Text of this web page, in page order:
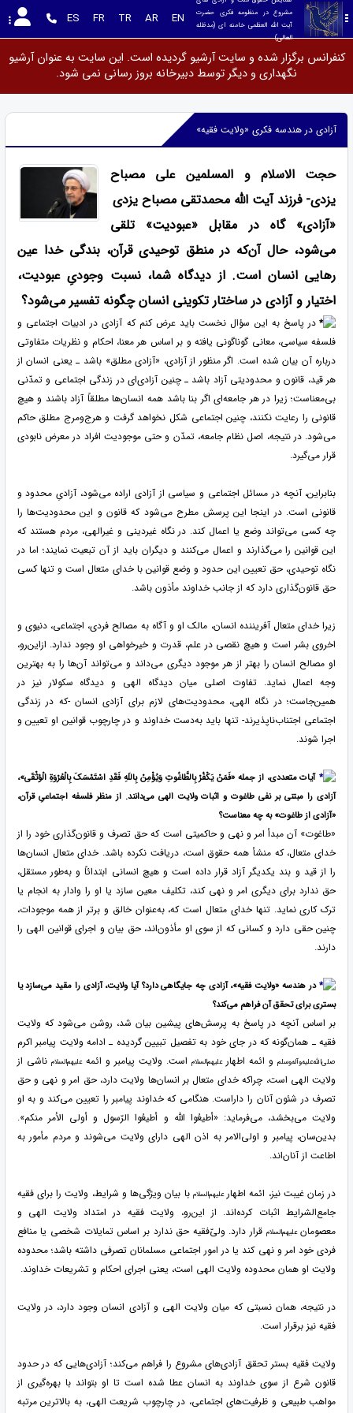
العالی)
EN
AR
TR
FR
ES
کنفرانس برگزار شده و سایت آرشیو گردیده است. این سایت به عنوان آرشیو
نگهداری و دیگر توسط دبیرخانه بروز رسانی نمی شود.
آزادی در هندسه فکری «ولایت فقیه»
حجت الاسلام و المسلمین علی مصباح
یزدی- فرزند آیت الله محمدتقی مصباح یزدی
«آزادی» گاه در مقابل «عبودیت» تلقی
می‌شود، حال آن‌که در منطق توحیدی قرآن، بندگی خدا عین
رهایی انسان است. از دیدگاه شما، نسبت وجودیِ عبودیت،
اختیار و آزادی در ساختار تکوینی انسان چگونه تفسیر می‌شود؟
در پاسخ به این سؤال نخست باید عرض کنم که آزادی در ادبیات اجتماعی و
فلسفه سیاسی، معانی گوناگونی یافته و بر اساس هر معنا، احکام و نظریات متفاوتی
درباره آن بیان شده است. اگر منظور از آزادی، «آزادی مطلق» باشد ـ یعنی انسان از
هر قید، قانون و محدودیتی آزاد باشد ـ چنین آزادی‌ای در زندگی اجتماعی و تمدّنی
بی‌معناست؛ زیرا در هر جامعه‌ای اگر بنا باشد همه انسان‌ها مطلقاً آزاد باشند و هیچ
قانونی را رعایت نکنند، چنین اجتماعی شکل نخواهد گرفت و هرج‌ومرج مطلق حاکم
می‌شود. در نتیجه، اصل نظام جامعه، تمدّن و حتی موجودیت افراد در معرض نابودی
قرار می‌گیرد.
بنابراین، آنچه در مسائل اجتماعی و سیاسی از آزادی اراده می‌شود، آزادیِ محدود و
قانونی است. در اینجا این پرسش مطرح می‌شود که قانون و این محدودیت‌ها را
چه کسی می‌تواند وضع یا اعمال کند. در نگاه غیردینی و غیرالهی، مردم هستند که
این قوانین را می‌گذارند و اعمال می‌کنند و دیگران باید از آن تبعیت نمایند؛ اما در
نگاه توحیدی، حق تعیین این حدود و وضع قوانین با خدای متعال است و تنها کسی
حق قانون‌گذاری دارد که از جانب خداوند مأذون باشد.
زیرا خدای متعال آفریننده انسان، مالک او و آگاه به مصالح فردی، اجتماعی، دنیوی و
اخروی بشر است و هیچ نقصی در علم، قدرت و خیرخواهی او وجود ندارد. ازاین‌رو،
او مصالح انسان را بهتر از هر موجود دیگری می‌داند و می‌تواند آن‌ها را به بهترین
وجه اعمال نماید. تفاوت اصلی میان دیدگاه الهی و دیدگاه سکولار نیز در
همین‌جاست؛ در نگاه الهی، محدودیت‌های لازم برای آزادی انسان -که در زندگی
اجتماعی اجتناب‌ناپذیرند- تنها باید به‌دست خداوند و در چارچوب قوانین او تعیین و
اجرا شوند.
آیات متعددی، از جمله «فَمَنْ یَکْفُرْ بِالطَّاغُوتِ وَیُؤْمِنْ بِاللَهِ فَقَدِ اسْتَمْسَکَ بِالْعُرْوَةِ الْوُثْقَى»،
آزادی را مبتنی بر نفی طاغوت و اثبات ولایت الهی می‌دانند. از منظر فلسفه اجتماعیِ قرآن،
«آزادی از طاغوت» به چه معناست؟
«طاغوت» آن مبدأ امر و نهی و حاکمیتی است که حق تصرف و قانون‌گذاری خود را از
خدای متعال، که منشأ همه حقوق است، دریافت نکرده باشد. خدای متعال انسان‌ها
را از قید و بند یکدیگر آزاد قرار داده است و هیچ انسانی ابتدائاً و به‌طور مستقل،
حق ندارد برای دیگری امر و نهی کند، تکلیف معین سازد یا او را وادار به انجام یا
ترک کاری نماید. تنها خدای متعال است که، به‌عنوان خالق و برتر از همه موجودات،
چنین حقی دارد و کسانی که از سوی او مأذون‌اند، حق بیان و اجرای قوانین الهی را
دارند.
در هندسه «ولایت فقیه»، آزادی چه جایگاهی دارد؟ آیا ولایت، آزادی را مقید می‌سازد یا
بستری برای تحقق آن فراهم می‌کند؟
بر اساس آنچه در پاسخ به پرسش‌های پیشین بیان شد، روشن می‌شود که ولایت
فقیه ـ همان‌گونه که در جای خود به تفصیل تبیین گردیده ـ ادامه ولایت پیامبر اکرم
صلی‌الله‌علیه‌و‌آله‌وسلمو ائمه اطهارعلیهم‌السلاماست. ولایت پیامبر و ائمهعلیهم‌السلام ناشی از
ولایت الهی است، چراکه خدای متعال بر انسان‌ها ولایت دارد، حق امر و نهی و حق
تصرف در شئون آنان را داراست. هنگامی که خداوند پیامبر را تعیین می‌کند و به او
ولایت می‌بخشد، می‌فرماید: «أطیعُوا الله و أطیعُوا الرّسول و أولی الأمر منکم».
بدین‌سان، پیامبر و اولی‌الامر به اذن الهی دارای ولایت می‌شوند و مردم مأمور به
اطاعت از آنان‌اند.
در زمان غیبت نیز، ائمه اطهارعلیهم‌السلام با بیان ویژگی‌ها و شرایط، ولایت را برای فقیه
جامع‌الشرایط اثبات کرده‌اند. از این‌رو، ولایت فقیه در امتداد ولایت الهی و
معصومانعلیهم‌السلام قرار دارد. ولیّ‌فقیه حق ندارد بر اساس تمایلات شخصی یا منافع
فردی خود امر و نهی کند یا در امور اجتماعی مسلمانان تصرفی داشته باشد؛ محدوده
ولایت او همان محدوده ولایت الهی است، یعنی اجرای احکام و تشریعات خداوند.
در نتیجه، همان نسبتی که میان ولایت الهی و آزادی انسان وجود دارد، در ولایت
فقیه نیز برقرار است.
ولایت فقیه بستر تحقق آزادی‌های مشروع را فراهم می‌کند؛ آزادی‌هایی که در حدود
قانون شرع از سوی خداوند به انسان عطا شده است تا او بتواند با بهره‌گیری از
مواهب طبیعی و ظرفیت‌های اجتماعی، در چارچوب شریعت الهی، به بالاترین مرتبه